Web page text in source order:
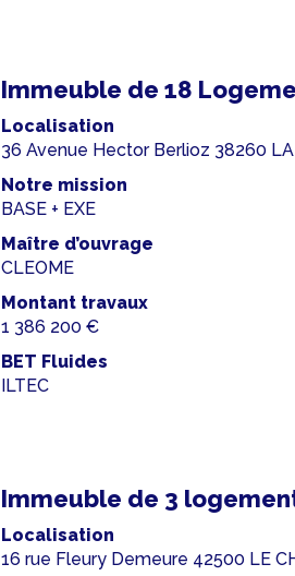
Immeuble de 18
Localisation
36 Avenue Hector Berlioz 38260
Notre mission
BASE + EXE
Maître d’ouvrage
CLEOME
Montant travaux
1 386 200 €
BET Fluides
ILTEC
Immeuble de 3
Localisation
16 rue Fleury Demeure 42500 LE